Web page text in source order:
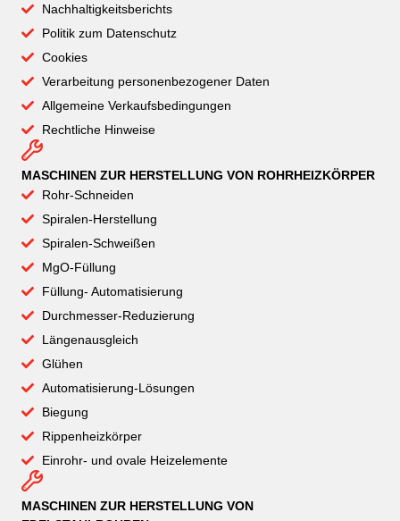
Nachhaltigkeitsberichts
Politik zum Datenschutz
Cookies
Verarbeitung personenbezogener Daten
Allgemeine Verkaufsbedingungen
Rechtliche Hinweise
MASCHINEN ZUR HERSTELLUNG VON ROHRHEIZKÖRPER
Rohr-Schneiden
Spiralen-Herstellung
Spiralen-Schweißen
MgO-Füllung
Füllung- Automatisierung
Durchmesser-Reduzierung
Längenausgleich
Glühen
Automatisierung-Lösungen
Biegung
Rippenheizkörper
Einrohr- und ovale Heizelemente
MASCHINEN ZUR HERSTELLUNG VON